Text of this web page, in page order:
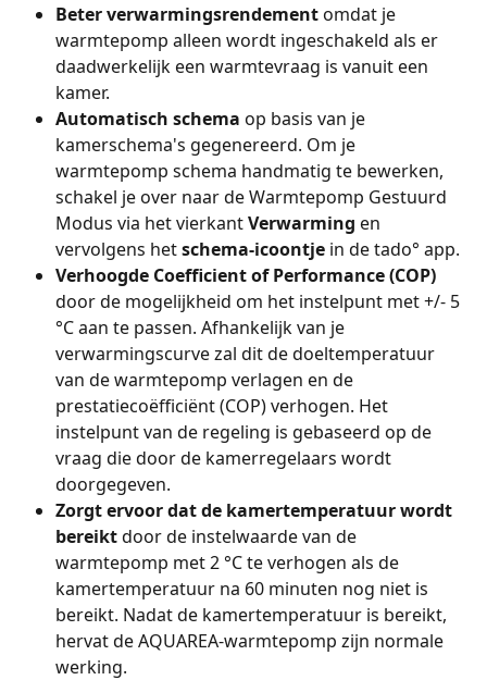
Beter verwarmingsrendement omdat je
warmtepomp alleen wordt ingeschakeld als er
daadwerkelijk een warmtevraag is vanuit een
kamer.
Automatisch schema op basis van je
kamerschema's gegenereerd. Om je
warmtepomp schema handmatig te bewerken,
schakel je over naar de Warmtepomp Gestuurd
Modus via het vierkant Verwarming en
vervolgens het schema-icoontje in de tado° app.
Verhoogde Coefficient of Performance (COP)
door de mogelijkheid om het instelpunt met +/- 5
°C aan te passen. Afhankelijk van je
verwarmingscurve zal dit de doeltemperatuur
van de warmtepomp verlagen en de
prestatiecoëfficiënt (COP) verhogen. Het
instelpunt van de regeling is gebaseerd op de
vraag die door de kamerregelaars wordt
doorgegeven.
Zorgt ervoor dat de kamertemperatuur wordt
bereikt door de instelwaarde van de
warmtepomp met 2 °C te verhogen als de
kamertemperatuur na 60 minuten nog niet is
bereikt. Nadat de kamertemperatuur is bereikt,
hervat de AQUAREA-warmtepomp zijn normale
werking.